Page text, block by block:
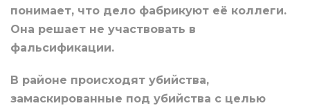
понимает, что дело фабрикуют её коллеги.
Она решает не участвовать в
фальсификации.
В районе происходят убийства,
замаскированные под убийства с целью